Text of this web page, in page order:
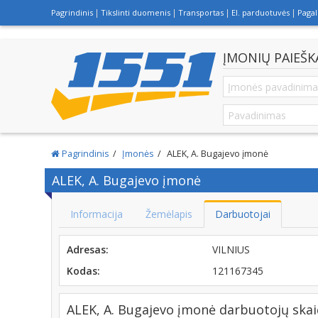
Pagrindinis Tikslinti duomenis Transportas El. parduotuvės
ĮMONIŲ
Pagrindinis Įmonės ALEK, A. Bugajevo įmonė
ALEK, A. Bugajevo įmonė
Informacija Žemėlapis Darbuotojai
Adresas:
VILNIUS
Kodas:
121167345
ALEK, A. Bugajevo įmonė darbuotojų